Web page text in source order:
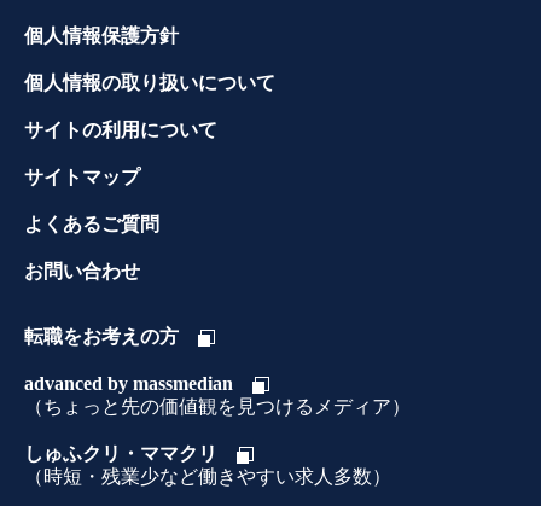
個人情報保護方針
個人情報の取り扱いについて
サイトの利用について
サイトマップ
よくあるご質問
お問い合わせ
転職をお考えの方
advanced by massmedian
（ちょっと先の価値観を見つけるメディア）
しゅふクリ・ママクリ
（時短・残業少など働きやすい求人多数）